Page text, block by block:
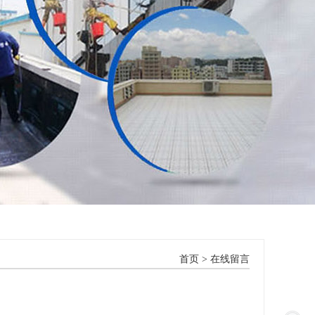
首页 > 在线留言